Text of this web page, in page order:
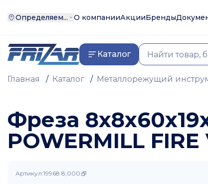
Определяем... О компанииАкцииБренды
Каталог
Главная / Каталог / Металлорежущий
Фреза
POWERMILL
Артикул:19968 8,000